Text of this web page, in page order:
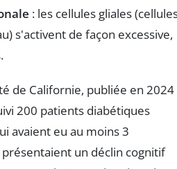
: les cellules gliales
s'activent de façon excessive,
de Californie, publiée en 2024
200 patients diabétiques
avaient eu au moins 3
un déclin cognitif